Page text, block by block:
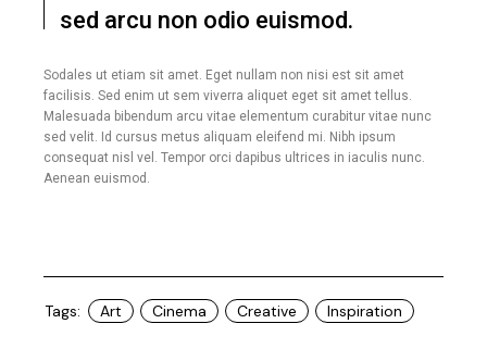
sed arcu non odio euismod.
Sodales ut etiam sit amet. Eget nullam non nisi est sit amet
facilisis. Sed enim ut sem viverra aliquet eget sit amet tellus.
Malesuada bibendum arcu vitae elementum curabitur vitae nunc
sed velit. Id cursus metus aliquam eleifend mi. Nibh ipsum
consequat nisl vel. Tempor orci dapibus ultrices in iaculis nunc.
Aenean euismod.
Tags: Art Cinema Creative Inspiration